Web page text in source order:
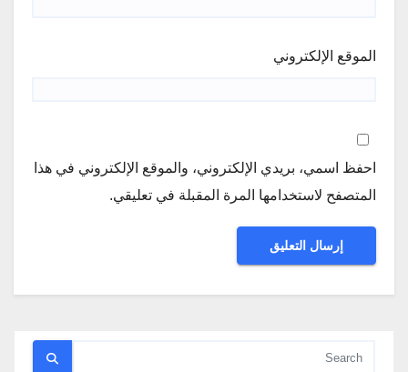
الموقع الإلكتروني
احفظ اسمي، بريدي الإلكتروني، والموقع الإلكتروني في هذا
المتصفح لاستخدامها المرة المقبلة في تعليقي.